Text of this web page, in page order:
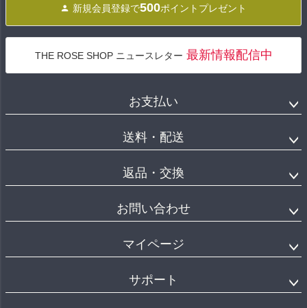
新規会員登録で500ポイントプレゼント
THE ROSE SHOP ニュースレター 最新情報配信中
お支払い
送料・配送
返品・交換
お問い合わせ
マイページ
サポート